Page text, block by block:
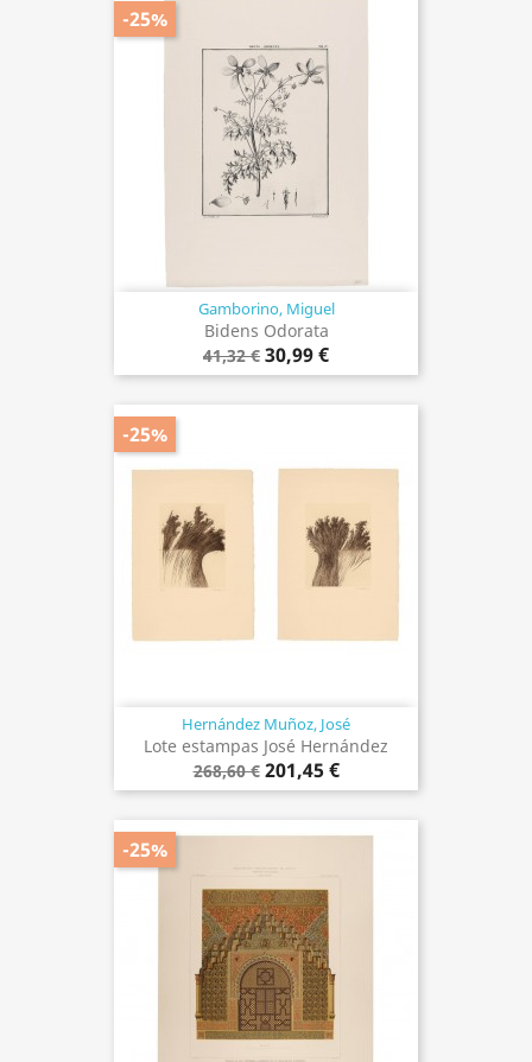
Gamborino, Miguel
Bidens Odorata
41,32 € 30,99 €
-25%
Hernández Muñoz, José
Lote estampas José Hernández
268,60 € 201,45 €
-25%
-25%